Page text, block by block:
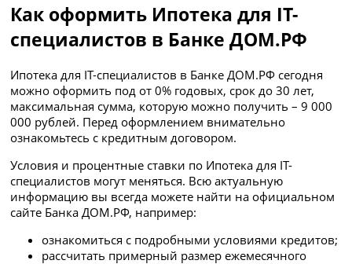
Как оформить Ипотека для IT-
специалистов в Банке ДОМ.РФ
Ипотека для IT-специалистов в Банке ДОМ.РФ сегодня
можно оформить под от 0% годовых, срок до 30 лет,
максимальная сумма, которую можно получить – 9 000
000 рублей. Перед оформлением внимательно
ознакомьтесь с кредитным договором.
Условия и процентные ставки по Ипотека для IT-
специалистов могут меняться. Всю актуальную
информацию вы всегда можете найти на официальном
сайте Банка ДОМ.РФ, например:
ознакомиться с подробными условиями кредитов;
рассчитать примерный размер ежемесячного